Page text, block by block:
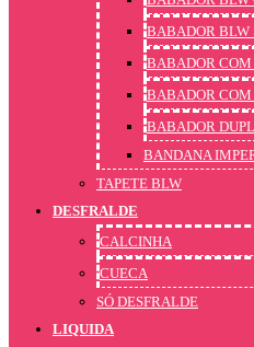
BABADOR BLW
BABADOR
BABADOR COM
BABADOR
BANDANA
TAPETE BLW
DESFRALDE
CALCINHA
CUECA
SÓ DESFRALDE
LIQUIDA